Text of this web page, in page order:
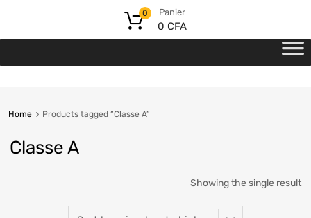
Panier
0 CFA
0
Home Products tagged “Classe A”
Classe A
Showing the single result